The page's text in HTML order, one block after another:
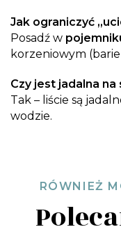
Jak ograniczyć
Posadź w
korzeniowym
Czy jest jadalna na
Tak – liście są
wodzie.
RÓWNIEŻ